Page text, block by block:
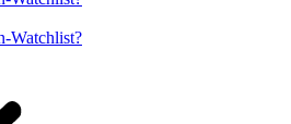
Watchlist?